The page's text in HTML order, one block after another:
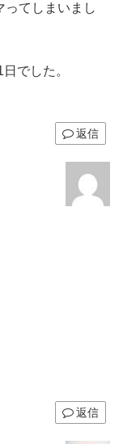
ってしまいまし
でした。
返信
返信